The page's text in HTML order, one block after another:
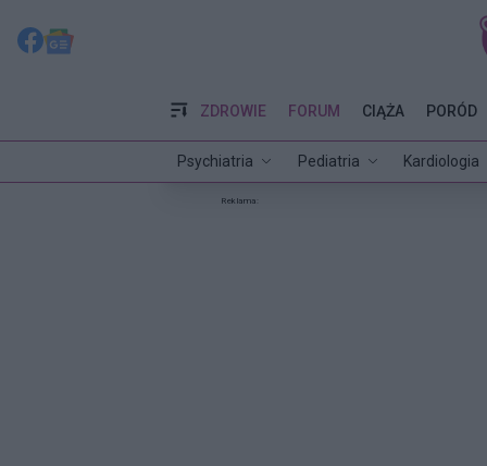
ZDROWIE
Psychiatria Pediatria Kardiologia
FORUM CIĄŻA PORÓD
Reklama: